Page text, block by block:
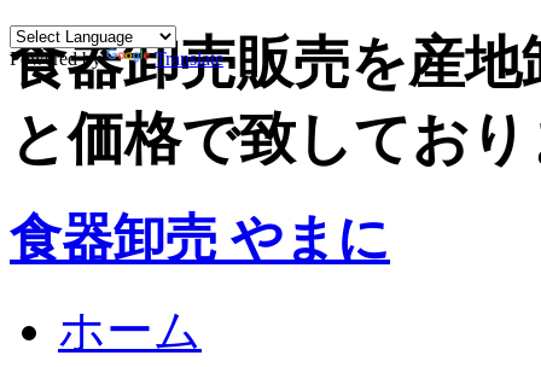
Powered by Translate
食器卸売販売を産
と価格で致してお
食器卸売 やまに
ホーム